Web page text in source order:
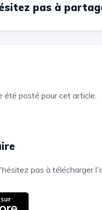
pas à
été posté pour cet article.
pas à télécharger